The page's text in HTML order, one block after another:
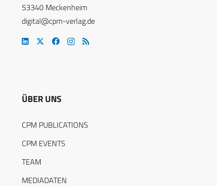
53340 Meckenheim
digital@cpm-verlag.de
ÜBER UNS
CPM PUBLICATIONS
CPM EVENTS
TEAM
MEDIADATEN